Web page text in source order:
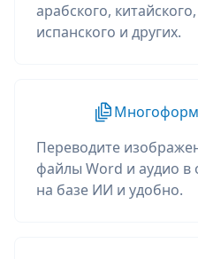
арабского,
испанского и других.
Переводите
файлы Word и аудио в
на базе ИИ и удобно.